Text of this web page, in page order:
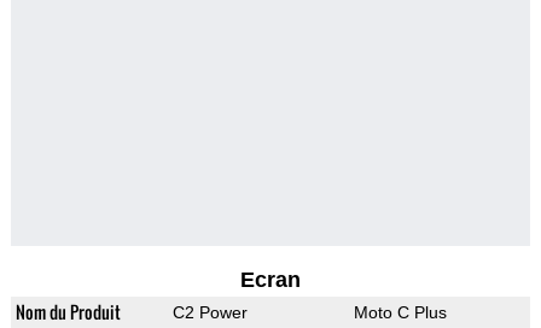
Ecran
Nom du Produit C2 Power Moto C Plus